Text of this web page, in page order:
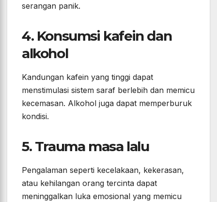
serangan panik.
4. Konsumsi kafein dan
alkohol
Kandungan kafein yang tinggi dapat
menstimulasi sistem saraf berlebih dan memicu
kecemasan. Alkohol juga dapat memperburuk
kondisi.
5. Trauma masa lalu
Pengalaman seperti kecelakaan, kekerasan,
atau kehilangan orang tercinta dapat
meninggalkan luka emosional yang memicu